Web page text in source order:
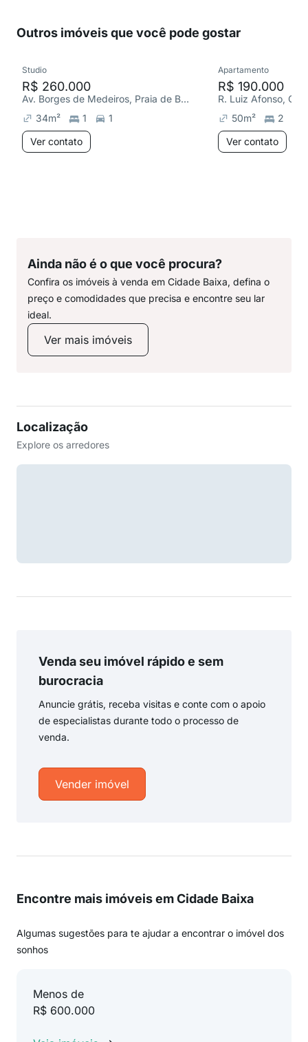
Outros imóveis que você pode gostar
Studio
R$ 260.000
Av. Borges de Medeiros, Praia de Belas
34m² 1
1
Ver contato
Apartamento
R$ 190.000
R. Luiz Afonso,
50m²
2
Ver contato
Ainda não é o que você procura?
Confira os imóveis à venda em Cidade Baixa, defina o
preço e comodidades que precisa e encontre seu lar
ideal.
Ver mais imóveis
Localização
Explore os arredores
Venda seu imóvel rápido e sem
burocracia
Anuncie grátis, receba visitas e conte com o apoio
de especialistas durante todo o processo de
venda.
Vender imóvel
Encontre mais imóveis em Cidade Baixa
Algumas sugestões para te ajudar a encontrar o imóvel dos
sonhos
Menos de
R$ 600.000